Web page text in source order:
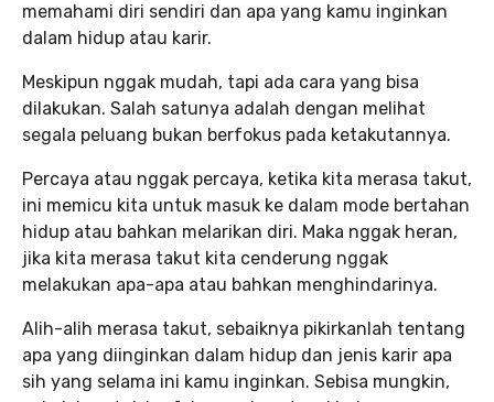
memahami diri sendiri dan apa yang kamu inginkan
dalam hidup atau karir.
Meskipun nggak mudah, tapi ada cara yang bisa
dilakukan. Salah satunya adalah dengan melihat
segala peluang bukan berfokus pada ketakutannya.
Percaya atau nggak percaya, ketika kita merasa takut,
ini memicu kita untuk masuk ke dalam mode bertahan
hidup atau bahkan melarikan diri. Maka nggak heran,
jika kita merasa takut kita cenderung nggak
melakukan apa-apa atau bahkan menghindarinya.
Alih-alih merasa takut, sebaiknya pikirkanlah tentang
apa yang diinginkan dalam hidup dan jenis karir apa
sih yang selama ini kamu inginkan. Sebisa mungkin,